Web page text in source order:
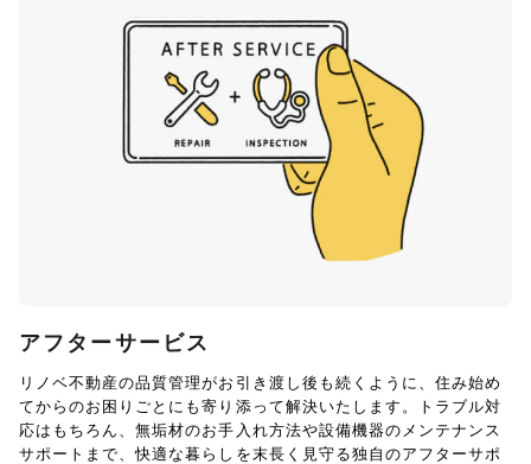
アフターサービス
リノベ不動産の品質管理がお引き渡し後も続くように、住み始め
てからのお困りごとにも寄り添って解決いたします。トラブル対
応はもちろん、無垢材のお手入れ方法や設備機器のメンテナンス
サポートまで、快適な暮らしを末長く見守る独自のアフターサポ